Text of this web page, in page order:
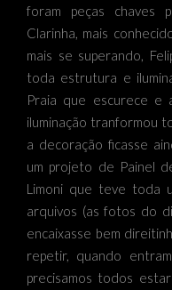
foram peças chaves
Clarinha, mais
mais se superando,
toda estrutura e
Praia que escurece e
iluminação tranformou
a decoração ficasse
um projeto de Painel
Limoni que teve toda
arquivos (as fotos do
encaixasse bem
repetir, quando
precisamos todos